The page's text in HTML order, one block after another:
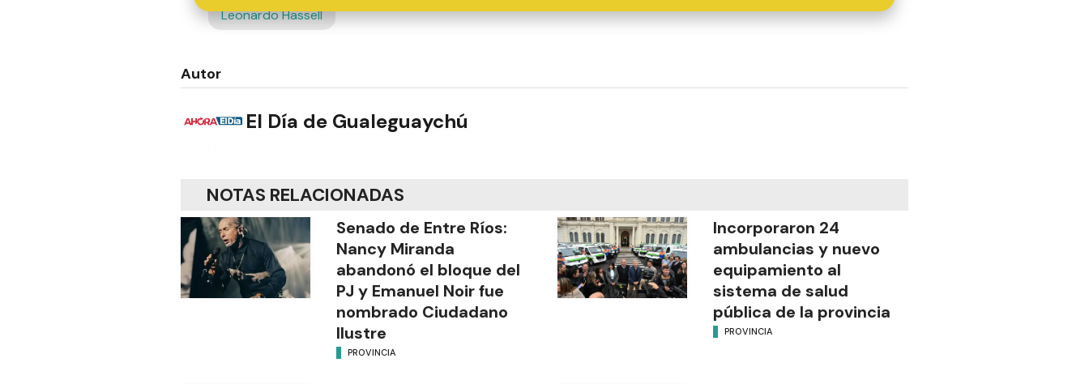
Leonardo Hassell
Autor
El Día de Gualeguaychú
NOTAS RELACIONADAS
Senado de Entre Ríos:
Nancy Miranda
abandonó el bloque del
PJ y Emanuel Noir fue
nombrado Ciudadano
Ilustre
PROVINCIA
Incorporaron 24
ambulancias y nuevo
equipamiento al
sistema de salud
pública de la provincia
PROVINCIA